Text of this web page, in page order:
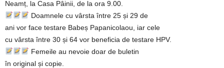
Neamț, la Casa Pâinii, de la ora 9.00.
Doamnele cu vârsta între 25 și 29 de
ani vor face testare Babeș Papanicolaou, iar cele
cu vârsta între 30 și 64 vor beneficia de testare HPV.
Femeile au nevoie doar de buletin
în original și copie.